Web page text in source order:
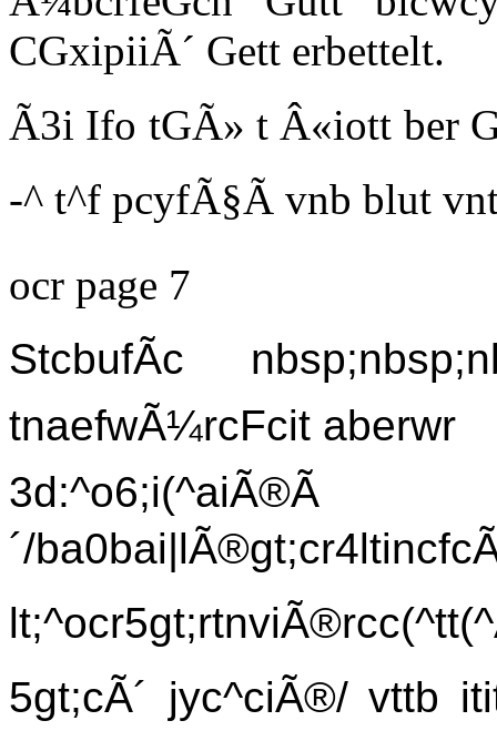
CGxipiiÃ´ Gett erbettelt.
Ã3i Ifo tGÃ» t Â«iott ber
-^ t^f pcyfÃ§Ã vnb blut
ocr page 7
StcbufÃc
tnaefwÃ¼rcFcit aberwr
3d:^o6;i(^aiÃ®Ã
´/
5gt;cÃ´ jyc^ciÃ®/ vttb